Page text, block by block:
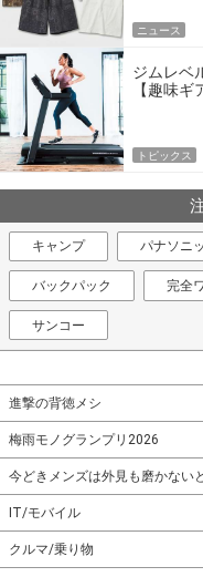
ニュース
ジムレベ
【趣味ギ
トピックス
キャンプ パナソニ
バックパック 完全
サンコー
進撃の背徳メシ
梅雨モノグランプリ2026
今どきメンズは外見も磨かない
IT/モバイル
クルマ/乗り物